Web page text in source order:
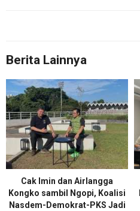
Berita Lainnya
Cak Imin dan Airlangga
Kongko sambil Ngopi, Koalisi
Nasdem-Demokrat-PKS Jadi